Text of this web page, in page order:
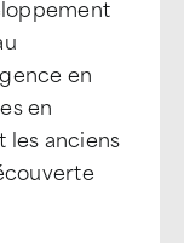
en
en
les anciens